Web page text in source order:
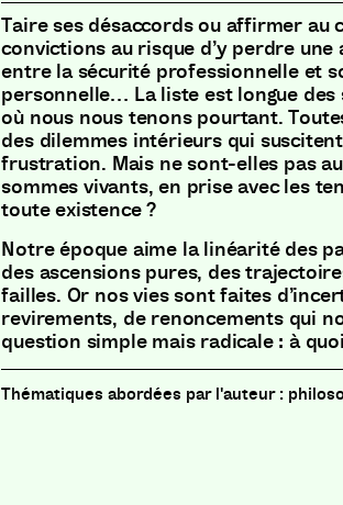
Taire ses désaccords ou affirmer au
convictions au risque d’y perdre
entre la sécurité professionnelle et
personnelle… La liste est longue
où nous nous tenons pourtant.
des dilemmes intérieurs qui
frustration. Mais ne sont-elles pas
sommes vivants, en prise avec les
toute existence ?
Notre époque aime la linéarité des
des ascensions pures, des
failles. Or nos vies sont faites
revirements, de renoncements qui
question simple mais radicale : à